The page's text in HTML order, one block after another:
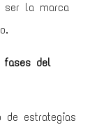
ser la marca
fases del
de estrategias